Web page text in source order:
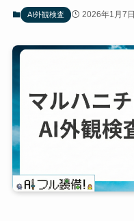
AI外観検査 2026年1月7日